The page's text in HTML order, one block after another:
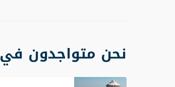
نحن متواجدون في 23 cities_web